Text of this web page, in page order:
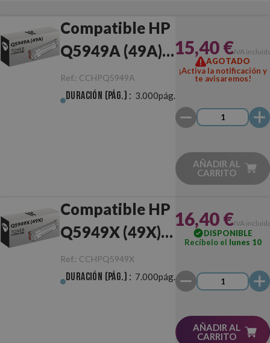
Compatible HP
Q5949A (49A)
Negro
Ref.: CCHPQ5949A
Duración (pág.) : 3.000pág.
15,40 €IVA
AGOTADO
¡Activa la notificación y
te avisaremos!
AÑADIR AL
CARRITO
Compatible HP
Q5949X (49X)
Negro
Ref.: CCHPQ5949X
Duración (pág.) : 7.000pág.
16,40 €IVA
DISPONIBLE
Recíbelo el lunes 10
AÑADIR AL
CARRITO